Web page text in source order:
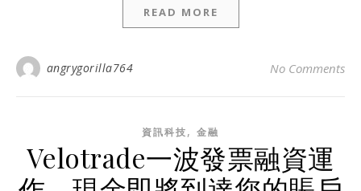
READ MORE
angrygorilla764 No Comments
資訊科技, 金融
Velotrade一波發票融資運